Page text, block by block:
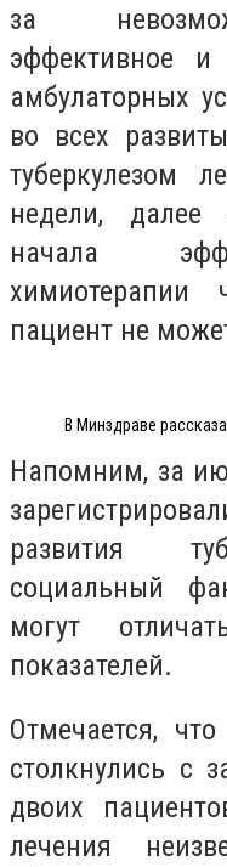
за
эффективное и
амбулаторных
во всех
туберкулезом
недели,
начала
химиотерапии
пациент не
В Минздраве
Напомним, за
развития
социальный
могут
показателей.
Отмечается,
столкнулись с
двоих
лечения